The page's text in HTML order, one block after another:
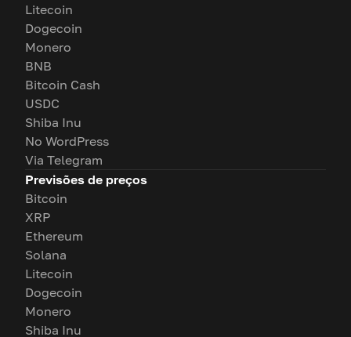
Litecoin
Dogecoin
Monero
BNB
Bitcoin Cash
USDC
Shiba Inu
No WordPress
Via Telegram
Previsões de preços
Bitcoin
XRP
Ethereum
Solana
Litecoin
Dogecoin
Monero
Shiba Inu